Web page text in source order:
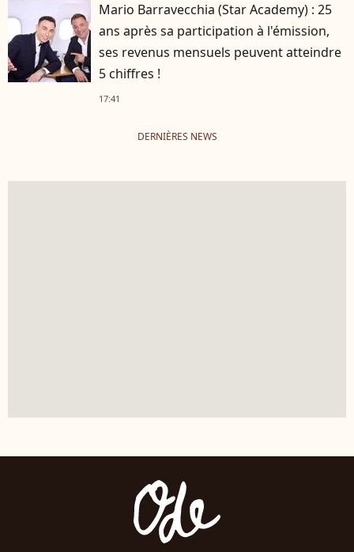
Mario Barravecchia (Star Academy) : 25
ans après sa participation à l'émission,
ses revenus mensuels peuvent atteindre
5 chiffres !
17:41
DERNIÈRES NEWS